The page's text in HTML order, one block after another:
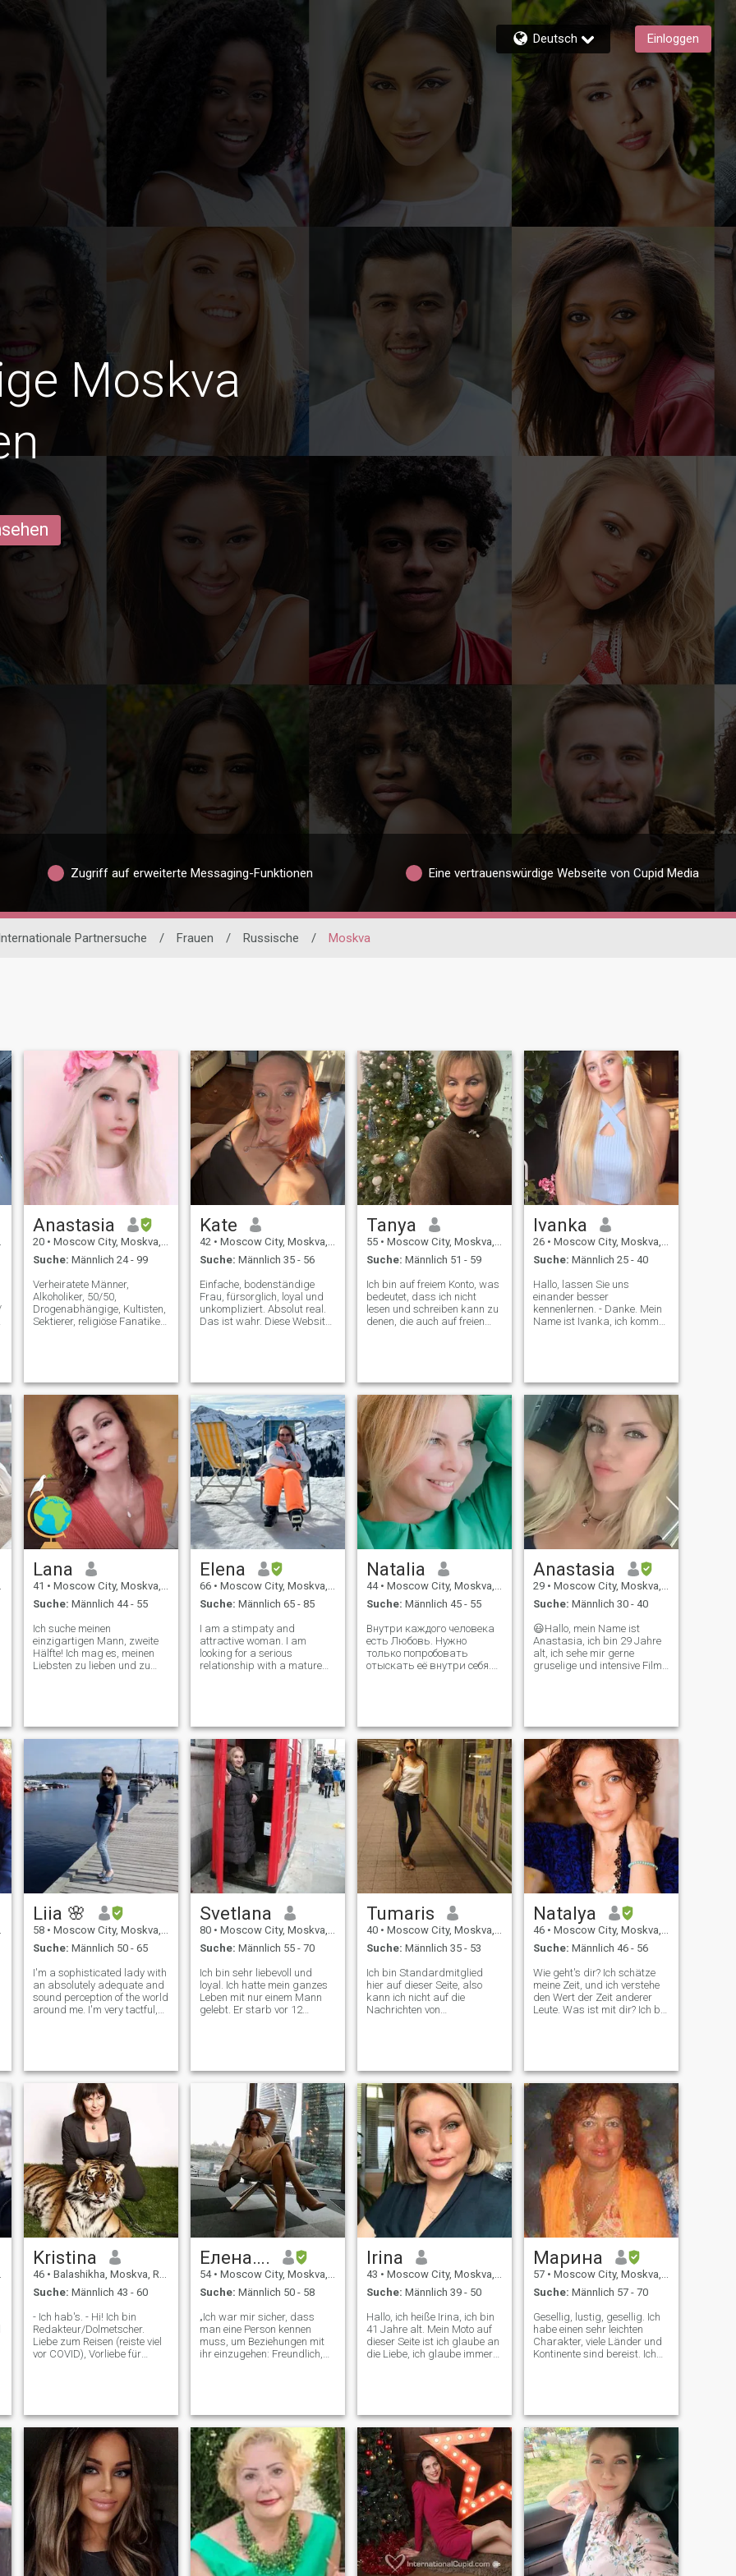
Deutsch Einloggen
Moskva
Zugriff auf erweiterte Messaging-Funktionen Eine vertrauenswürdige Webseite von Cupid Media
Partnersuche / Frauen / Russische / Moskva
Anastasia
20 • Moscow City, Moskva, Russland
Suche: Männlich 24 - 99
Verheiratete Männer,
Alkoholiker, 50/50,
Drogenabhängige, Kultisten,
Sektierer, religiöse Fanatiker,
amerikanischen Mann aus
Miami, USA, für die Ehe.
Warnung! Was ist denn los
mit dir?! Don't send me spam
"hi, how are you", for this I will
add you in block list.
(Sprechen Sie nicht "Hallo,
wie geht's dir?" Ich antworte
nicht auf diese Art von
Nachrichten.
Kate
42 • Moscow City, Moskva, Russland
Suche: Männlich 35 - 56
Einfache, bodenständige
Frau, fürsorglich, loyal und
unkompliziert. Absolut real.
Das ist wahr. Diese Website
gefunden haben. Ich will hier
nicht lange bleiben. Will
meinen Mann treffen und
löschen unsere Profile von
hier Ich bin hier für echte und
ernsthafte Beziehungen. Ich
brauche keinen Brieffreund.
Tanya
55 • Moscow City, Moskva, Russland
Suche: Männlich 51 - 59
Ich bin auf freiem Konto, was
bedeutet, dass ich nicht
lesen und schreiben kann zu
denen, die auch auf freien
mit Menschen zusammen
(HR, Organisationsberatung,
Ausbildung, Coaching) und
möchte gerne einen Mann in
meiner Nähe haben, der sich
in diesem Bereich auskennt.
Ich bin gut ausgebildet,
intelligent, habe einige
Hobbys und Aktivitäten, bin
sehr gesellig, aber genieße
Ruhe und Stille. Ich bin
charmant, meine Werte sind
Vertrauen, Partnerschaft,
Nähe und Verbindung
Ivanka
26 • Moscow City, Moskva, Russland
Suche: Männlich 25 - 40
Hallo, lassen Sie uns
einander besser
kennenlernen. - Danke. Mein
Name ist Ivanka, ich komme
Schicksal. Neben der Arbeit
bin ich Student, ich arbeite
ehrenamtlich, ich habe mein
eigenes Hundeheim, ich bin
auch ein professioneller
Yoga-Trainer, ein Gymnast,
Ich habe viele Talente, aber
ich hoffe, all dies mit Ihnen
persön
Lana
41 • Moscow City, Moskva, Russland
Suche: Männlich 44 - 55
Ich suche meinen
einzigartigen Mann, zweite
Hälfte! Ich mag es, meinen
Liebsten zu lieben und zu
Universität). Ich bin
Bankkauffrau. Ich mag
Sport und Reisen. Ich bin eine
ehrliche, kluge, berühmt-
berüchtigte, zärtliche Frau.
Ich möchte einen Mann mit
den gleichen Werten des
Lebens finden! Bitte
schreiben Sie mir, wenn Sie
wirklich ernsthafte
Beziehungen haben!!! Kein
Foto – keine Antwort. Bitte
Männer, die 42-55 Jahre alt
sind. Vielen Dank für Ihr
Elena
66 • Moscow City, Moskva, Russland
Suche: Männlich 65 - 85
I am a stimpaty and
attractive woman. I am
looking for a serious
relationship with a mature
years old, I will not send
money and I am not intere
Natalia
44 • Moscow City, Moskva, Russland
Suche: Männlich 45 - 55
Внутри каждого человека
есть Любовь. Нужно
только попробовать
отыскать её внутри себя.
И самый главный вопрос,
который я задаю себе: А
что Я готова дать
мужчине,
Anastasia
29 • Moscow City, Moskva, Russland
Suche: Männlich 30 - 40
😃Hallo, mein Name ist
Anastasia, ich bin 29 Jahre
alt, ich sehe mir gerne
gruselige und intensive Filme
zu achten
Liia 🌸
58 • Moscow City, Moskva, Russland
Suche: Männlich 50 - 65
I'm a sophisticated lady with
an absolutely adequate and
sound perception of the world
around me. I'm very tactful,
among animals and insects.
Svetlana
80 • Moscow City, Moskva, Russland
Suche: Männlich 55 - 70
Ich bin sehr liebevoll und
loyal. Ich hatte mein ganzes
Leben mit nur einem Mann
gelebt. Er starb vor 12
bin sehr aktiv und gehe
gerne spazieren, schwimme,
tanze und gärtnere. Ich gehe
gerne zu romantischen
Abendessen aus. Ich bin ein
sehr guter Koch! Ich bin ein
sehr großzügiger Mensch
und ich habe viel zu geben!
Sprechen Sie mit mir und Sie
werden sehen!!
Tumaris
40 • Moscow City, Moskva, Russland
Suche: Männlich 35 - 53
Ich bin Standardmitglied
hier auf dieser Seite, also
kann ich nicht auf die
Nachrichten von
gerne Musik, lese Bücher,
gehe in Restaurants,
Museen, Mode und Theater.
Ich bin gerne unterwegs und
bummeln. Ich habe einen
Sohn. Ich treffe mich gerne
mit meinen Freunden und
Verwandten und bin stolz
auf meine Familie.
Natalya
46 • Moscow City, Moskva, Russland
Suche: Männlich 46 - 56
Wie geht's dir? Ich schätze
meine Zeit, und ich verstehe
den Wert der Zeit anderer
Leute. Was ist mit dir? Ich bin
Erfahrungen. Ich schätze
Fürsorge, einen Sinn für
Humor und einen Geschmack
für das Leben in Männern.
Kristina
46 • Balashikha, Moskva, Russland
Suche: Männlich 43 - 60
- Ich hab's. - Hi! Ich bin
Redakteur/Dolmetscher.
Liebe zum Reisen (reiste viel
vor COVID), Vorliebe für
Windsurfen; keine
Tätowierungen (ja,
überhaupt keine), keine
Piercings; keine WICHTIG:
Nur für diejenigen, die sich
für meinen Tiger
interessieren - 1. Ja, das ist
ein richtiger Tiger! Nicht eine
gefälschte Puppe 2. Nein, ich
habe nicht vor, ihn zu dir zu
bringen, wenn wir heiraten.
Елена….
54 • Moscow City, Moskva, Russland
Suche: Männlich 50 - 58
„Ich war mir sicher, dass
man eine Person kennen
muss, um Beziehungen mit
ihr einzugehen: Freundlich,
Überzeugungen zu
bestimmen... Jetzt muss ich
fühlen. "не удалось запись."
Es kommt von allein oder
nicht. "Vielleicht hat es etwas
damit zu tun, wie du dich
fühlst." Je tiefer du dich
selbst einsetzt, desto besser
fühlst du dich für andere. Der
Verstand betrügt.
Psychologischer Schutz,
Wahrnehmungsfilter, falsche
Informationen und subjektive
Irina
43 • Moscow City, Moskva, Russland
Suche: Männlich 39 - 50
Hallo, ich heiße Irina, ich bin
41 Jahre alt. Mein Moto auf
dieser Seite ist ich glaube an
die Liebe, ich glaube immer
nicht, wenn Sie kein Treffen
mit mir planen, wenn Sie es
in einem Jahr oder mehr
planen, schreiben Sie nicht
noch einmal))) Ja, ich weiß,
wie schwer es ist, sich jetzt
zu treffen, aber nichts ist
unmöglich. Ich konsultiere
einen Mann aus einem
englischsprachigen Land,
da ich Grundkenntnisse in
Englisch habe und es sehr
hart sein werde, eine neue
Марина
57 • Moscow City, Moskva, Russland
Suche: Männlich 57 - 70
Gesellig, lustig, gesellig. Ich
habe einen sehr leichten
Charakter, viele Länder und
Kontinente sind bereist. Ich
Wenn Sie gegenseitiges
Verständnis, Respekt, Treue,
ernsthafte langfristige
Beziehungen wollen -
schreiben. Ich brauche einen
Mann, der sich um ihn
kümmert, um zu lieben